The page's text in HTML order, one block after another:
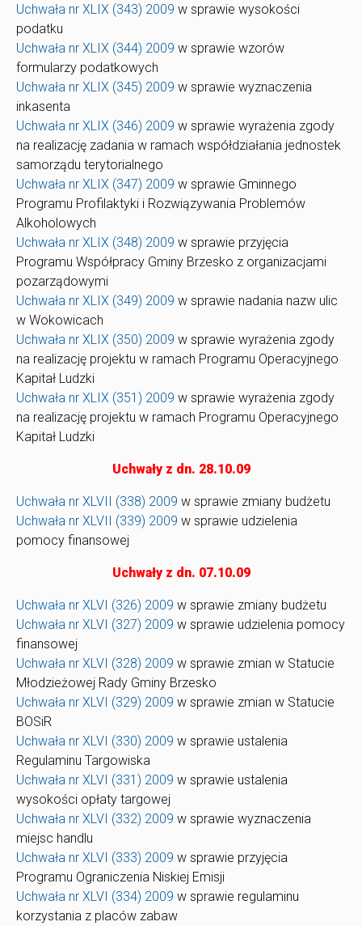
Uchwała nr XLIX (343) 2009 w sprawie wysokości
podatku
Uchwała nr XLIX (344) 2009 w sprawie wzorów
formularzy podatkowych
Uchwała nr XLIX (345) 2009 w sprawie wyznaczenia
inkasenta
Uchwała nr XLIX (346) 2009 w sprawie wyrażenia zgody
na realizację zadania w ramach współdziałania jednostek
samorządu terytorialnego
Uchwała nr XLIX (347) 2009 w sprawie Gminnego
Programu Profilaktyki i Rozwiązywania Problemów
Alkoholowych
Uchwała nr XLIX (348) 2009 w sprawie przyjęcia
Programu Współpracy Gminy Brzesko z organizacjami
pozarządowymi
Uchwała nr XLIX (349) 2009 w sprawie nadania nazw ulic
w Wokowicach
Uchwała nr XLIX (350) 2009 w sprawie wyrażenia zgody
na realizację projektu w ramach Programu Operacyjnego
Kapitał Ludzki
Uchwała nr XLIX (351) 2009 w sprawie wyrażenia zgody
na realizację projektu w ramach Programu Operacyjnego
Kapitał Ludzki
Uchwały z dn. 28.10.09
Uchwała nr XLVII (338) 2009 w sprawie zmiany budżetu
Uchwała nr XLVII (339) 2009 w sprawie udzielenia
pomocy finansowej
Uchwały z dn. 07.10.09
Uchwała nr XLVI (326) 2009 w sprawie zmiany budżetu
Uchwała nr XLVI (327) 2009 w sprawie udzielenia pomocy
finansowej
Uchwała nr XLVI (328) 2009 w sprawie zmian w Statucie
Młodzieżowej Rady Gminy Brzesko
Uchwała nr XLVI (329) 2009 w sprawie zmian w Statucie
BOSiR
Uchwała nr XLVI (330) 2009 w sprawie ustalenia
Regulaminu Targowiska
Uchwała nr XLVI (331) 2009 w sprawie ustalenia
wysokości opłaty targowej
Uchwała nr XLVI (332) 2009 w sprawie wyznaczenia
miejsc handlu
Uchwała nr XLVI (333) 2009 w sprawie przyjęcia
Programu Ograniczenia Niskiej Emisji
Uchwała nr XLVI (334) 2009 w sprawie regulaminu
korzystania z placów zabaw